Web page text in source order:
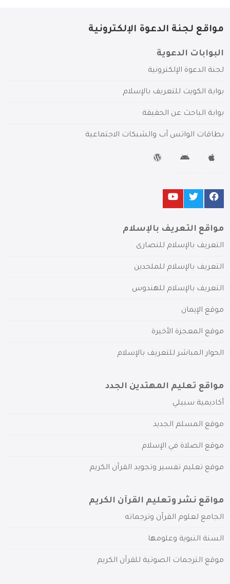
مواقع لجنة الدعوة الإلكترونية
البوابات الدعوية
لجنة الدعوة الإلكترونية
بوابة الكويت للتعريف بالإسلام
بوابة الباحث عن الحقيقة
بطاقات الواتس آب والشبكات الاجتماعية
مواقع التعريف بالإسلام
التعريف بالإسلام للنصارى
التعريف بالإسلام للملحدين
التعريف بالإسلام للهندوس
موقع الإيمان
موقع المعجزة الأخيرة
الحوار المباشر للتعريف بالإسلام
مواقع تعليم المهتدين الجدد
أكاديمية سبيلي
موقع المسلم الجديد
موقع الصلاة في الإسلام
موقع تعليم تفسير وتجويد القرآن الكريم
مواقع نشر وتعليم القرآن الكريم
الجامع لعلوم القرآن وترجماته
السنة النبوية وعلومها
موقع الترجمات الصوتية للقرآن الكريم